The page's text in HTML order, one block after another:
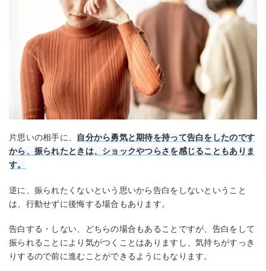
片思いの相手に、
自分から勇気と期待を持って告白をしたのです
から、振られたときは、ショックやつらさを感じることもありま
す。
逆に、振られたくないという思いから告白をしないということ
は、行動せずに後悔する場合もあります。
告白する・しない、どちらの場合もあることですが、告白をして
振られることにより気がつくことはありますし、気持ちがすっき
りするので前に進むことができるようにもなります。